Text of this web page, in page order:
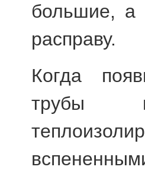
большие, а
расправу.
Когда
трубы и